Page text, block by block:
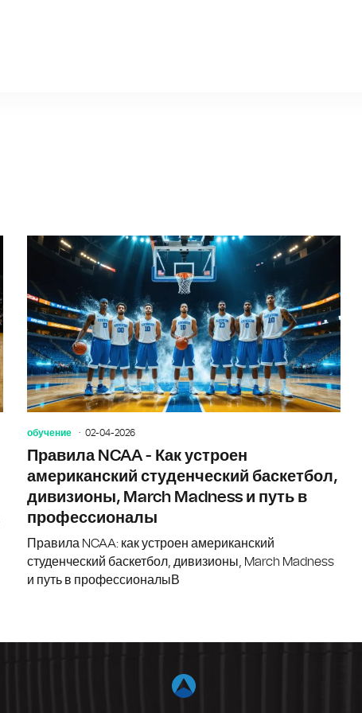
Какие
обучение 02-04-2026
Правила NCAA - Как устроен
американский студенческий баскетбол,
дивизионы, March Madness и путь в
профессионалы
Правила NCAA: как устроен американский
студенческий баскетбол, дивизионы, March Madness
и путь в профессионалыВ